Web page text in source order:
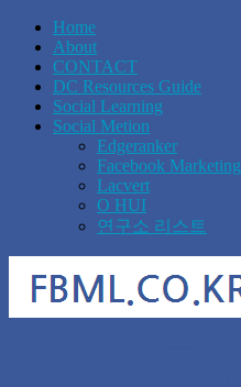
Home
About
CONTACT
DC Resources Guide
Social Learning
Social Metion
Edgeranker
Facebook Marketing
Lacvert
O HUI
연구소 리스트